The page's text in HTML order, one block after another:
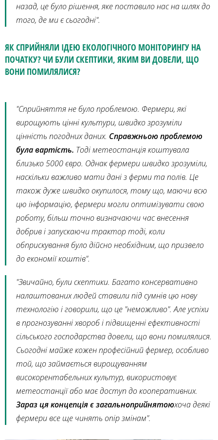
назад, це було рішення, яке поставило нас на шлях до
того, де ми є сьогодні".
ЯК СПРИЙНЯЛИ ІДЕЮ ЕКОЛОГІЧНОГО МОНІТОРИНГУ НА
ПОЧАТКУ? ЧИ БУЛИ СКЕПТИКИ, ЯКИМ ВИ ДОВЕЛИ, ЩО
ВОНИ ПОМИЛЯЛИСЯ?
"Сприйняття не було проблемою. Фермери, які
вирощують цінні культури, швидко зрозуміли
цінність погодних даних. Справжньою проблемою
була вартість. Тоді метеостанція коштувала
близько 5000 євро. Однак фермери швидко зрозуміли,
наскільки важливо мати дані з ферми та полів. Це
також дуже швидко окупилося, тому що, маючи всю
цю інформацію, фермери могли оптимізувати свою
роботу, більш точно визначаючи час внесення
добрив і запускаючи трактор тоді, коли
обприскування було дійсно необхідним, що призвело
до економії коштів".
"Звичайно, були скептики. Багато консервативно
налаштованих людей ставили під сумнів цю нову
технологію і говорили, що це "неможливо". Але успіхи
в прогнозуванні хвороб і підвищенні ефективності
сільського господарства довели, що вони помилялися.
Сьогодні майже кожен професійний фермер, особливо
той, що займається вирощуванням
високорентабельних культур, використовує
метеостанції або має доступ до кооперативних.
Зараз ця концепція є загальноприйнятоюхоча деякі
фермери все ще чинять опір змінам".